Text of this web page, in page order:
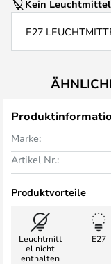
Kein Leuchtmittel
E27
Marke:
Artikel Nr.:
Produktvorteile
Leuchtmitt
el nicht
enthalten
E27